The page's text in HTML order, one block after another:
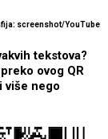
screenshot/YouTube
tekstova?
ovog QR
više nego